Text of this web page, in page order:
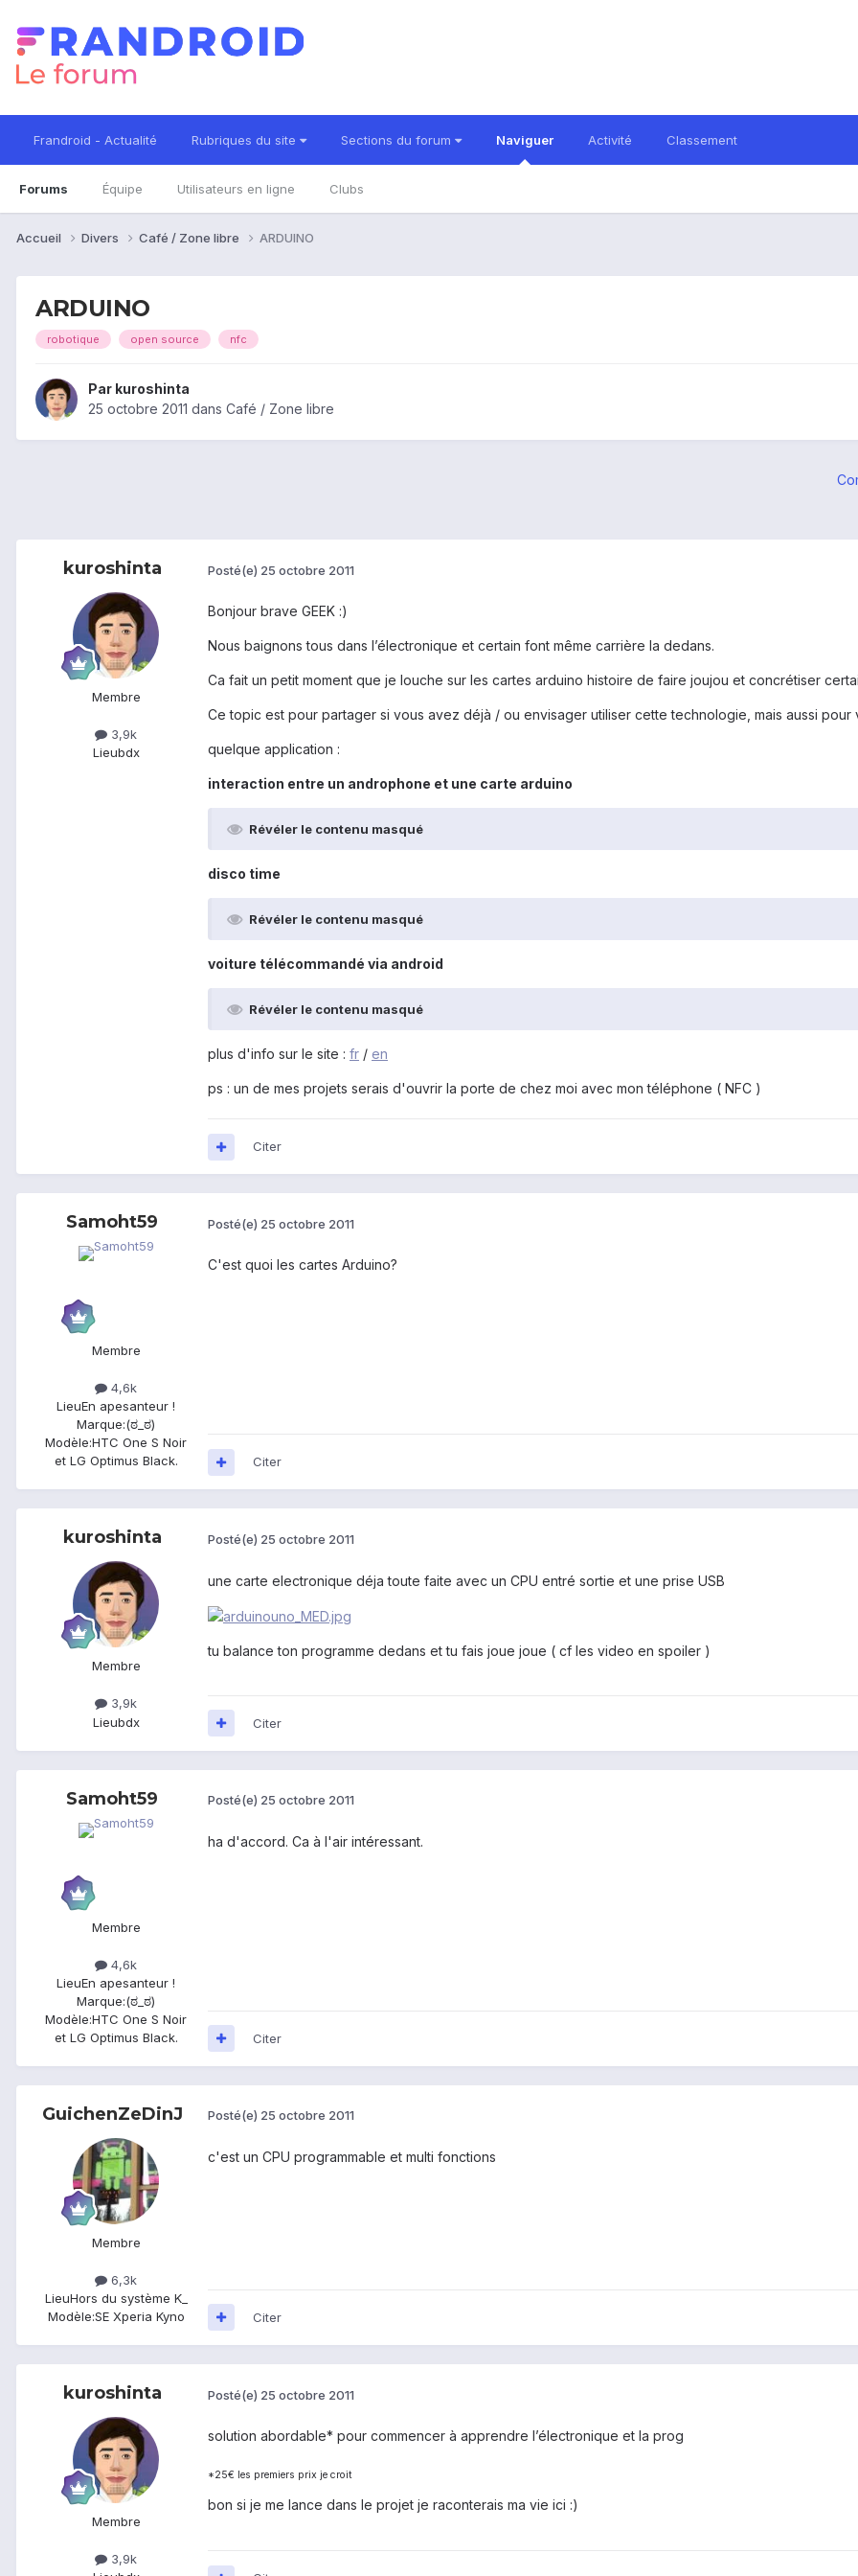
Frandroid - Actualité Rubriques du site Sections du forum Naviguer
Forums Équipe Utilisateurs en ligne Clubs
Activité Classement
Accueil Divers Café / Zone libre ARDUINO
ARDUINO
robotique open source nfc
Par kuroshinta
25 octobre 2011 dans Café / Zone libre
kuroshinta
Membre
3,9k
Lieubdx
Posté(e) 25 octobre 2011
Bonjour brave GEEK :)
Nous baignons tous dans l’électronique et certain font même carrière la dedans.
Ca fait un petit moment que je louche sur les cartes arduino histoire de faire joujou et concrétiser
Ce topic est pour partager si vous avez déjà / ou envisager utiliser cette technologie, mais aussi pour
quelque application :
interaction entre un androphone et une carte arduino
Révéler le contenu masqué
disco time
Révéler le contenu masqué
voiture télécommandé via android
Révéler le contenu masqué
plus d'info sur le site : fr / en
ps : un de mes projets serais d'ouvrir la porte de chez moi avec mon téléphone ( NFC )
Citer
Samoht59
Membre
4,6k
LieuEn apesanteur !
Marque:(ಠ_ಠ)
Modèle:HTC One S Noir
et LG Optimus Black.
Posté(e) 25 octobre 2011
C'est quoi les cartes Arduino?
Citer
kuroshinta
Membre
3,9k
Lieubdx
Posté(e) 25 octobre 2011
une carte electronique déja toute faite avec un CPU entré sortie et une prise USB
tu balance ton programme dedans et tu fais joue joue ( cf les video en spoiler )
Citer
Samoht59
Membre
4,6k
LieuEn apesanteur !
Marque:(ಠ_ಠ)
Modèle:HTC One S Noir
et LG Optimus Black.
Posté(e) 25 octobre 2011
ha d'accord. Ca à l'air intéressant.
Citer
GuichenZeDinJ
Membre
6,3k
LieuHors du système K_
Modèle:SE Xperia Kyno
Posté(e) 25 octobre 2011
c'est un CPU programmable et multi fonctions
Citer
kuroshinta
Membre
3,9k
Posté(e) 25 octobre 2011
solution abordable* pour commencer à apprendre l’électronique et la prog
*25€ les premiers prix je croit
bon si je me lance dans le projet je raconterais ma vie ici :)